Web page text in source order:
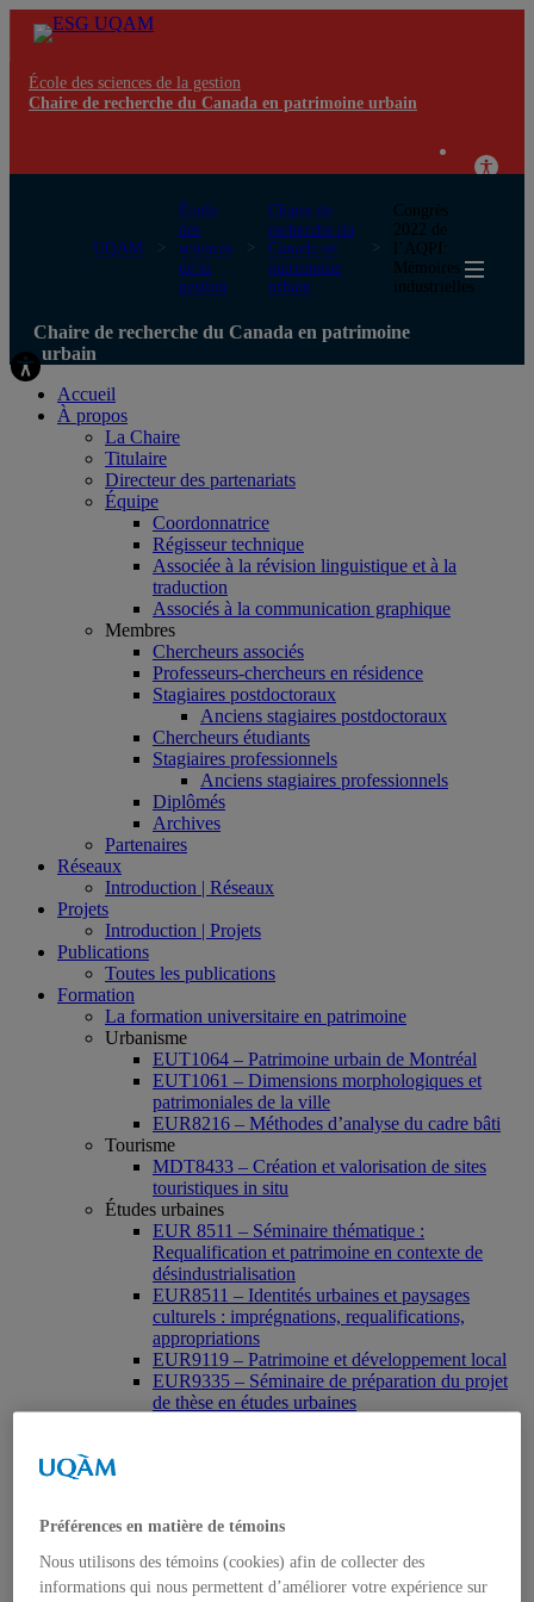
École des sciences de la gestion
Chaire de recherche du Canada en patrimoine urbain
UQAM
École
des
sciences
de la
gestion
Chaire de
recherche du
Canada en
patrimoine
urbain
Congrès
2022 de
l’AQPI:
Mémoires
industrielles
Chaire de recherche du Canada en patrimoine
urbain
Accueil
À propos
La Chaire
Titulaire
Directeur des partenariats
Équipe
Coordonnatrice
Régisseur technique
Associée à la révision linguistique et à la
traduction
Associés à la communication graphique
Membres
Chercheurs associés
Professeurs-chercheurs en résidence
Stagiaires postdoctoraux
Anciens stagiaires postdoctoraux
Chercheurs étudiants
Stagiaires professionnels
Anciens stagiaires professionnels
Diplômés
Archives
Partenaires
Réseaux
Introduction | Réseaux
Projets
Introduction | Projets
Publications
Toutes les publications
Formation
La formation universitaire en patrimoine
Urbanisme
EUT1064 – Patrimoine urbain de Montréal
EUT1061 – Dimensions morphologiques et
patrimoniales de la ville
EUR8216 – Méthodes d’analyse du cadre bâti
Tourisme
MDT8433 – Création et valorisation de sites
touristiques in situ
Études urbaines
EUR 8511 – Séminaire thématique :
Requalification et patrimoine en contexte de
désindustrialisation
EUR8511 – Identités urbaines et paysages
culturels : imprégnations, requalifications,
appropriations
EUR9119 – Patrimoine et développement local
EUR9335 – Séminaire de préparation du projet
de thèse en études urbaines
MSL9006 La patrimonialisation
Histoire de l’art
HAR2644 – Animation, communications,
gestion en patrimoine
Préférences en matière de témoins
Nous utilisons des témoins (cookies) afin de collecter des
informations qui nous permettent d’améliorer votre expérience sur